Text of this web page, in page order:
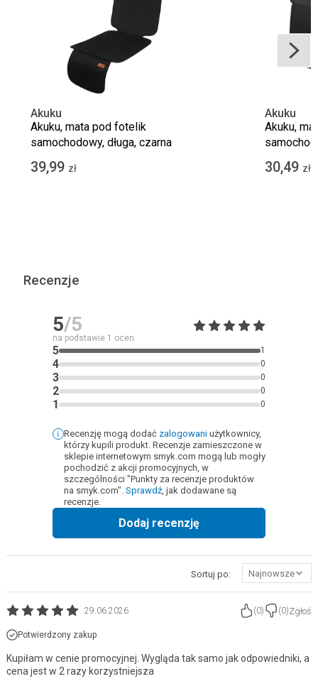
Akuku
Akuku, mata pod fotelik
samochodowy, długa, czarna
39,99 zł
Akuku
Akuku,
30,49 zł
Recenzje
5/5
na podstawie 1 ocen
5 1
4 0
3 0
2 0
1 0
Recenzję mogą dodać zalogowani użytkownicy,
którzy kupili produkt. Recenzje zamieszczone w
sklepie internetowym smyk.com mogą lub mogły
pochodzić z akcji promocyjnych, w
szczególności "Punkty za recenzje produktów
na smyk.com". Sprawdź, jak dodawane są
recenzje.
Dodaj recenzję
Sortuj po: Najnowsze
29.06.2026 (0) (0)Zgłoś
Potwierdzony zakup
Kupiłam w cenie promocyjnej. Wygląda tak samo jak odpowiedniki, a
cena jest w 2 razy korzystniejsza